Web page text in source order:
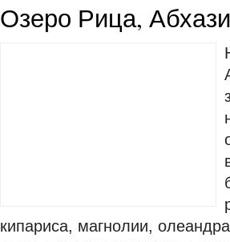
Озеро Рица,
кипариса, магнолии,